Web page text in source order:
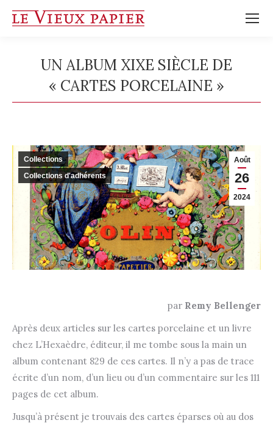
UN ALBUM XIXE SIÈCLE DE
« CARTES PORCELAINE »
Vous êtes ici :
Août
26
2024
Collections
Collections d'adhérents
par Remy Bellenger
Après deux articles sur les cartes porcelaine et un livre
chez L’Hexaèdre, éditeur, il me tombe sous la main un
album contenant 829 de ces cartes. Il n’y a pas de trace
écrite d’un nom, d’un lieu ou d’un commentaire sur les 111
pages de cet album.
Jusqu’à présent je trouvais des cartes éparses où au dos